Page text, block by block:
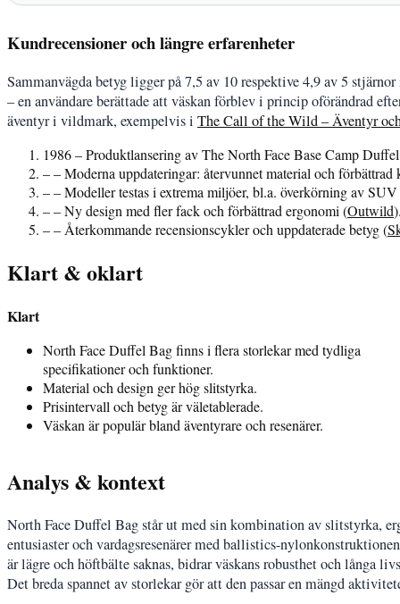
Kundrecensioner och längre erfarenheter
Sammanvägda betyg ligger på 7,5 av 10 respektive 4,9 av 5
– en användare berättade att väskan förblev i princip oförändrad
äventyr i vildmark, exempelvis i The Call of the Wild – Äventyr
1986– Produktlansering av The North Face Base Camp
–– Moderna uppdateringar: återvunnet material och förbättrad
–– Modeller testas i extrema miljöer, bl.a. överkörning av
–– Ny design med fler fack och förbättrad ergonomi (Outwild
–– Återkommande recensionscykler och uppdaterade betyg (
Klart & oklart
Klart
North Face Duffel Bag finns i flera storlekar med tydliga
specifikationer och funktioner.
Material och design ger hög slitstyrka.
Prisintervall och betyg är väletablerade.
Väskan är populär bland äventyrare och resenärer.
Analys & kontext
North Face Duffel Bag står ut med sin kombination av slitstyrka,
entusiaster och vardagsresenärer med ballistics-
är lägre och höftbälte saknas, bidrar väskans robusthet och långa
Det breda spannet av storlekar gör att den passar en mängd